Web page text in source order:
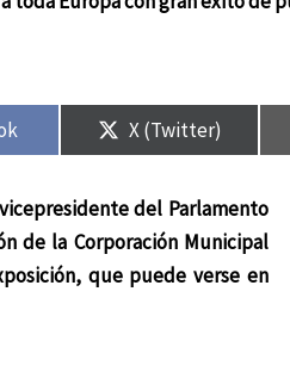
en
X (Twitter)
del Parlamento
de la Corporación Municipal
que puede verse en
en